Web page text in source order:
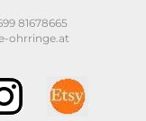
81678665
ohrringe.at